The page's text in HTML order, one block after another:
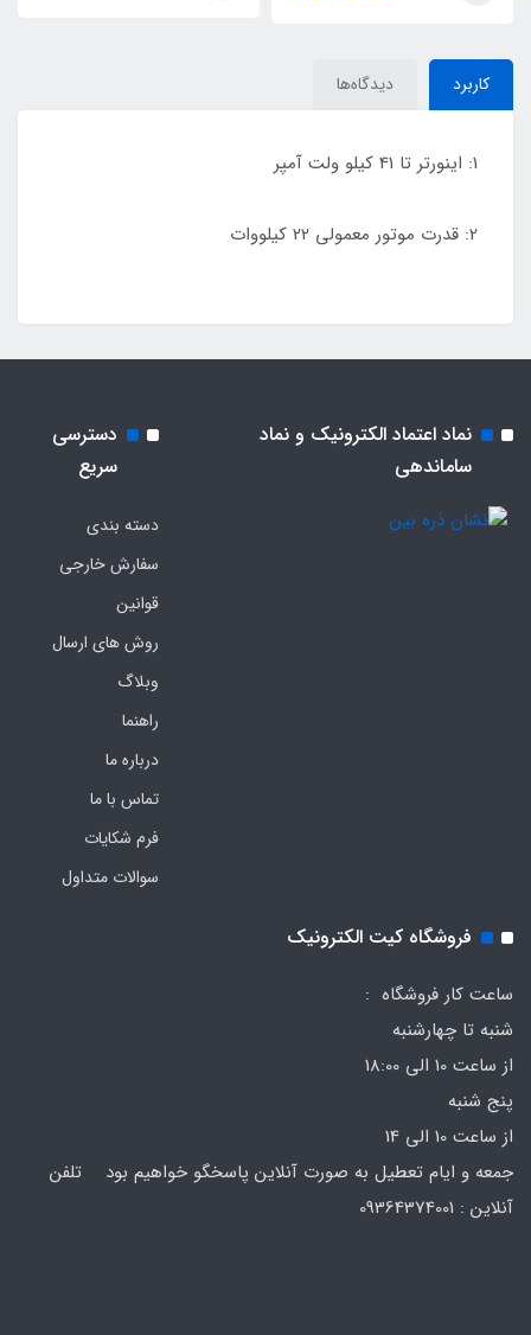
کاربرد دیدگاه‌ها
1: اینورتر تا 41 کیلو ولت آمپر
2: قدرت موتور معمولی 22 کیلووات
نماد اعتماد الکترونیک و نماد
ساماندهی
دسترسی
سریع
دسته بندی
سفارش خارجی
قوانین
روش های ارسال
وبلاگ
راهنما
درباره ما
تماس با ما
فرم‌ شکایات
سوالات متداول
فروشگاه کیت الکترونیک
ساعت کار فروشگاه :
شنبه تا چهارشنبه
از ساعت 10 الی 18:00
پنج شنبه
از ساعت 10 الی 14
جمعه و ایام تعطیل به صورت آنلاین پاسخگو خواهیم بود تلفن